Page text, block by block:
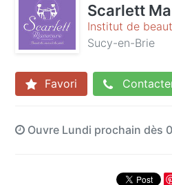
Scarlett
Institut de
Sucy-en-Brie
Favori
Ouvre Lundi prochain dès